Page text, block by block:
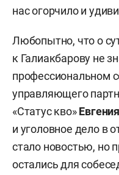
нас огорчило и
Любопытно, что о
к Галиакбарову не
профессиональном
управляющего
«Статус кво»
и уголовное дело в
стало новостью, но
остались для